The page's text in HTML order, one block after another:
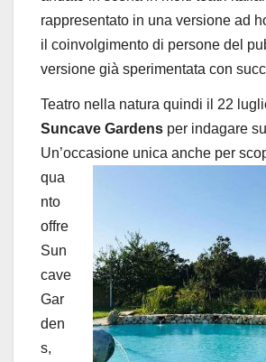
rappresentato in una versione ad
il coinvolgimento di persone del
versione già sperimentata con
Teatro nella natura quindi il 22
Suncave Gardens per indagare
Un’occasione unica anche per
qua
nto
offre
Sun
cave
Gar
den
s,